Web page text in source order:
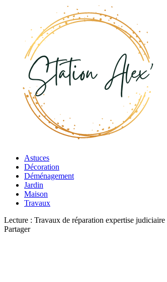
Astuces
Décoration
Déménagement
Jardin
Maison
Travaux
Lecture : Travaux de réparation expertise
Partager